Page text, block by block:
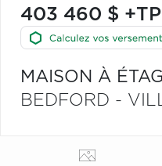
403 460 $
MAISON À
BEDFORD -